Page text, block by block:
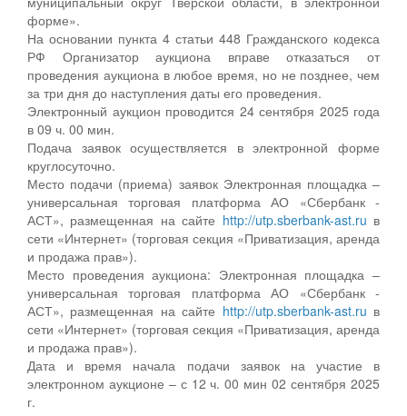
форме».
На основании пункта 4 статьи 448 Гражданского кодекса
РФ Организатор аукциона вправе отказаться от
проведения аукциона в любое время, но не позднее, чем
за три дня до наступления даты его проведения.
Электронный аукцион проводится 24 сентября 2025 года
в 09 ч. 00 мин.
Подача заявок осуществляется в электронной форме
круглосуточно.
Место подачи (приема) заявок Электронная площадка –
универсальная торговая платформа АО «Сбербанк -
АСТ», размещенная на сайте http://utp.sberbank-ast.ru в
сети «Интернет» (торговая секция «Приватизация, аренда
и продажа прав»).
Место проведения аукциона: Электронная площадка –
универсальная торговая платформа АО «Сбербанк -
АСТ», размещенная на сайте http://utp.sberbank-ast.ru в
сети «Интернет» (торговая секция «Приватизация, аренда
и продажа прав»).
Дата и время начала подачи заявок на участие в
электронном аукционе – с 12 ч. 00 мин 02 сентября 2025
г.